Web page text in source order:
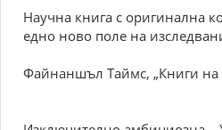
Научна книга с оригинална
едно ново поле на
Файнаншъл Таймс, „Книги на